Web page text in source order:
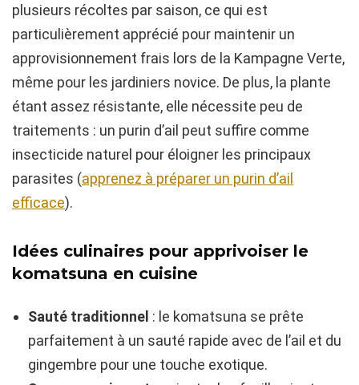
plusieurs récoltes par saison, ce qui est
particulièrement apprécié pour maintenir un
approvisionnement frais lors de la Kampagne Verte,
même pour les jardiniers novice. De plus, la plante
étant assez résistante, elle nécessite peu de
traitements : un purin d’ail peut suffire comme
insecticide naturel pour éloigner les principaux
parasites (apprenez à préparer un purin d’ail
efficace).
Idées culinaires pour apprivoiser le
komatsuna en cuisine
Sauté traditionnel : le komatsuna se prête
parfaitement à un sauté rapide avec de l’ail et du
gingembre pour une touche exotique.